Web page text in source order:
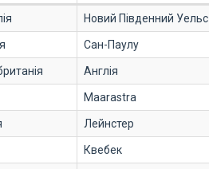
Новий Південний Уельс
Сан-Паулу
Англія
Maarastra
Лейнстер
Квебек